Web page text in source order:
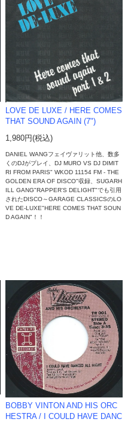
LOVE DE LUXE / HERE COMES
THAT SOUND AGAIN (7")
1,980円(税込)
DANIEL WANGフェイヴァリット他、数多
くのDJがプレイ、DJ MURO VS DJ DIMIT
RI FROM PARIS" WKOD 11154 FM - THE
GOLDEN ERA OF DISCO"収録、SUGARH
ILL GANG"RAPPER'S DELIGHT"でも引用
されたDISCO～GARAGE CLASSICSのLO
VE DE-LUXE"HERE COMES THAT SOUN
D AGAIN"！！
BOBBY VINTON AND HIS ORC
HESTRA / I COULD HAVE DANC